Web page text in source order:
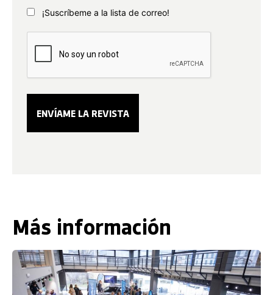
¡Suscríbeme a la lista de correo!
Más información